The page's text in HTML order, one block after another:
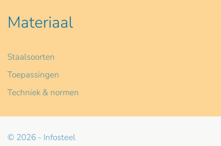
Materiaal
Staalsoorten
Toepassingen
Techniek & normen
© 2026 - Infosteel